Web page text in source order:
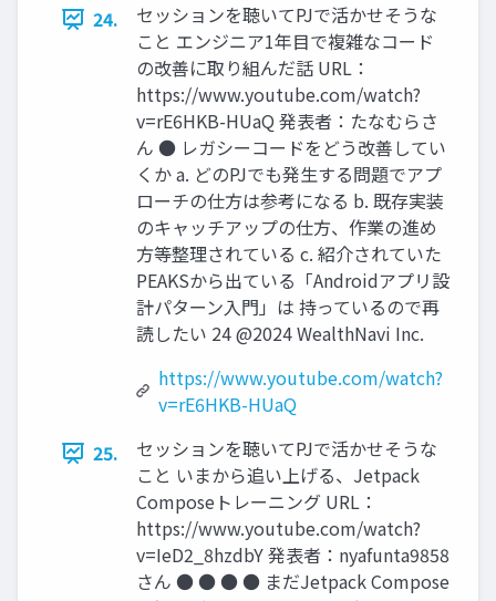
24.
セッションを聴いてPJで活かせそうな
こと エンジニア1年⽬で複雑なコード
の改善に取り組んだ話 URL：
https://www.youtube.com/watch?
v=rE6HKB-HUaQ 発表者：たなむらさ
ん ● レガシーコードをどう改善してい
くか a. どのPJでも発⽣する問題でアプ
ローチの仕⽅は参考になる b. 既存実装
のキャッチアップの仕⽅、作業の進め
⽅等整理されている c. 紹介されていた
PEAKSから出ている「Androidアプリ設
計パターン⼊⾨」は 持っているので再
読したい 24 @2024 WealthNavi Inc.
https://www.youtube.com/watch?
v=rE6HKB-HUaQ
25.
セッションを聴いてPJで活かせそうな
こと いまから追い上げる、Jetpack
Composeトレーニング URL：
https://www.youtube.com/watch?
v=IeD2_8hzdbY 発表者：nyafunta9858
さん ● ● ● ● まだJetpack Compose